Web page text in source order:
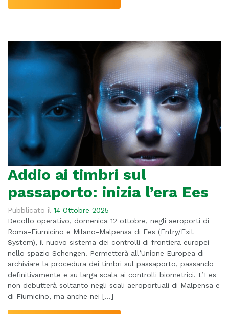
Addio ai timbri sul
passaporto: inizia l’era Ees
Pubblicato il 14 Ottobre 2025
Decollo operativo, domenica 12 ottobre, negli aeroporti di
Roma-Fiumicino e Milano-Malpensa di Ees (Entry/Exit
System), il nuovo sistema dei controlli di frontiera europei
nello spazio Schengen. Permetterà all’Unione Europea di
archiviare la procedura dei timbri sul passaporto, passando
definitivamente e su larga scala ai controlli biometrici. L’Ees
non debutterà soltanto negli scali aeroportuali di Malpensa e
di Fiumicino, ma anche nei […]